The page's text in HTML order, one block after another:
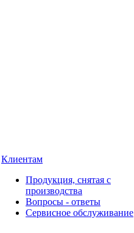
Клиентам
Продукция, снятая с
производства
Вопросы - ответы
Сервисное обслуживание